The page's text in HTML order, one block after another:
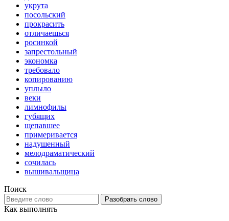
укрута
посольский
прокрасить
отличаешься
росинкой
запрестольный
экономка
требовало
копированию
уплыло
веки
лимнофилы
губящих
щепавшее
примеривается
надушенный
мелодраматический
сочилась
вышивальщица
Поиск
Разобрать слово
Как выполнять